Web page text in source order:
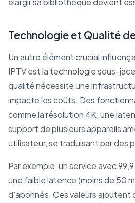
Technologie et Qualité
Un autre élément crucial
IPTV est la technologie sous-
qualité nécessite une
impacte les coûts. Des
comme la résolution 4K, une
support de plusieurs appareils
utilisateur, se traduisant par des
Par exemple, un service avec
une faible latence (moins de 50
d'abonnés. Ces valeurs ajoutent